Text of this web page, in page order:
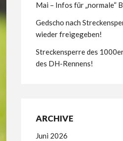
Mai – Infos für „normale“
Gedscho nach
wieder freigegeben!
Streckensperre des
des DH-Rennens!
ARCHIVE
Juni 2026